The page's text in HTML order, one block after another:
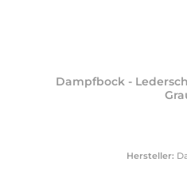
Dampfbock -
Hersteller: